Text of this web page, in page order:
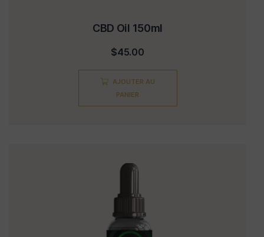
CBD Oil 150ml
$45.00
AJOUTER AU
PANIER